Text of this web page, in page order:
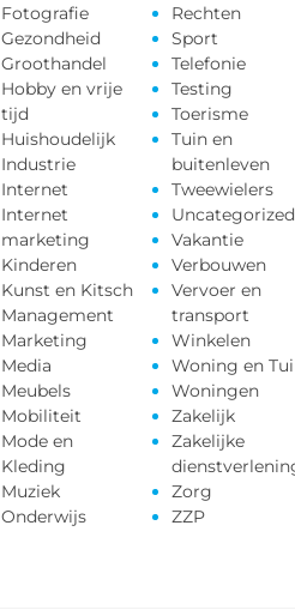
Fotografie
Gezondheid
Groothandel
Hobby en vrije
tijd
Huishoudelijk
Industrie
Internet
Internet
marketing
Kinderen
Kunst en Kitsch
Management
Marketing
Media
Meubels
Mobiliteit
Mode en
Kleding
Muziek
Onderwijs
Rechten
Sport
Telefonie
Testing
Toerisme
Tuin en
buitenleven
Tweewielers
Uncategorized
Vakantie
Verbouwen
Vervoer en
transport
Winkelen
Woning en
Woningen
Zakelijk
Zakelijke
Zorg
ZZP